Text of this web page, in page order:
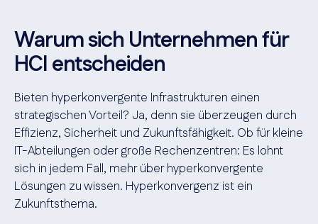
Warum sich Unternehmen für
HCI entscheiden
Bieten hyperkonvergente Infrastrukturen einen
strategischen Vorteil? Ja, denn sie überzeugen durch
Effizienz, Sicherheit und Zukunftsfähigkeit. Ob für kleine
IT-Abteilungen oder große Rechenzentren: Es lohnt
sich in jedem Fall, mehr über hyperkonvergente
Lösungen zu wissen. Hyperkonvergenz ist ein
Zukunftsthema.